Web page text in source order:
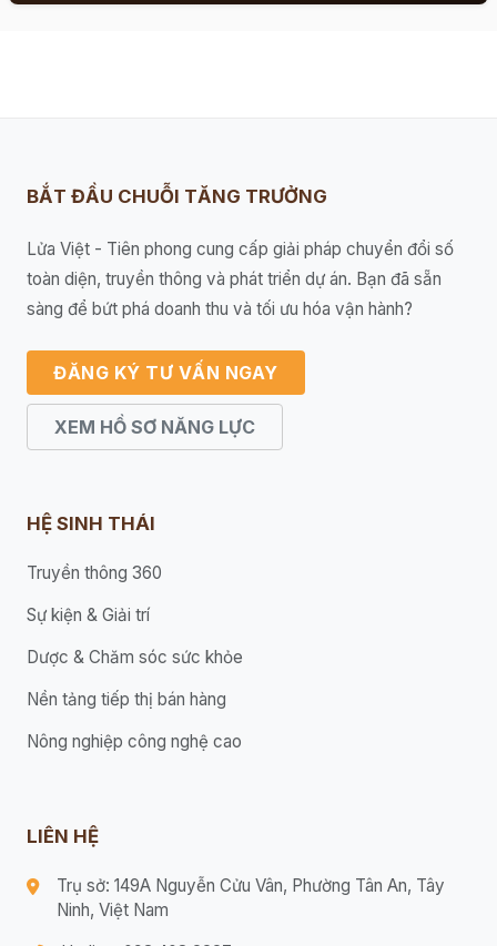
BẮT ĐẦU CHUỖI TĂNG TRƯỞNG
Lửa Việt - Tiên phong cung cấp giải pháp chuyển đổi số
toàn diện, truyền thông và phát triển dự án. Bạn đã sẵn
sàng để bứt phá doanh thu và tối ưu hóa vận hành?
ĐĂNG KÝ TƯ VẤN NGAY
XEM HỒ SƠ NĂNG LỰC
HỆ SINH THÁI
Truyền thông 360
Sự kiện & Giải trí
Dược & Chăm sóc sức khỏe
Nền tảng tiếp thị bán hàng
Nông nghiệp công nghệ cao
LIÊN HỆ
Trụ sở: 149A Nguyễn Cửu Vân, Phường Tân An, Tây
Ninh, Việt Nam